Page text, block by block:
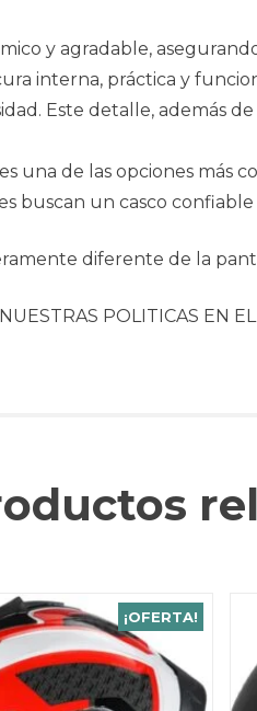
y agradable,
interna, práctica y
Este detalle, además
una de las opciones
buscan un casco
diferente de la
POLITICAS EN
¡OFERTA!